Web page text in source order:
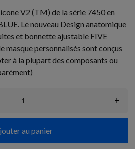
V2 (TM) de la série 7450 en
Le nouveau Design anatomique
et bonnette ajustable FIVE
masque personnalisés sont conçus
à la plupart des composants ou
+
au panier